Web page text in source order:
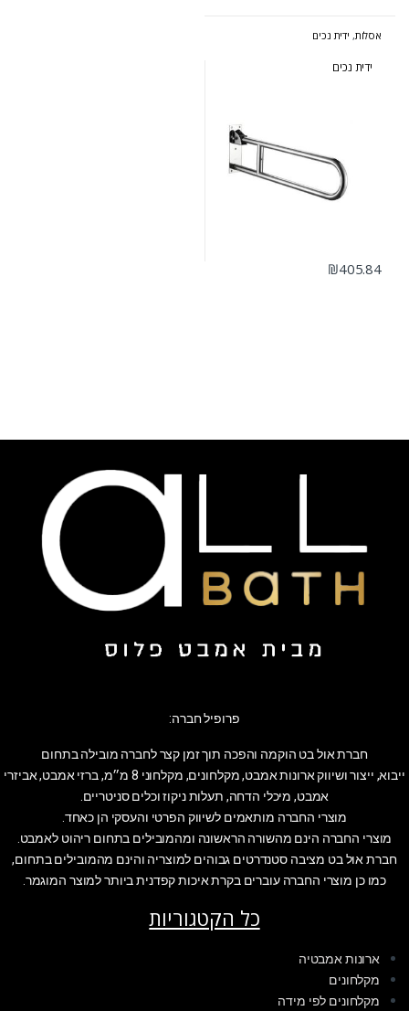
אסלות, ידית נכים
ידית נכים
₪405.84
פרופיל חברה:
חברת אול בט הוקמה והפכה תוך זמן קצר לחברה מובילה בתחום
ייבוא, ייצור ושיווק ארונות אמבט, מקלחונים, מקלחוני 8 מ״מ, ברזי אמבט, אביזרי
אמבט, מיכלי הדחה, תעלות ניקוז וכלים סניטריים.
מוצרי החברה מותאמים לשיווק הפרטי והעסקי הן כאחד.
מוצרי החברה הינם מהשורה הראשונה ומהמובילים בתחום ריהוט לאמבט.
חברת אול בט מציבה סטנדרטים גבוהים למוצריה והינם מהמובילים בתחום,
כמו כן מוצרי החברה עוברים בקרת איכות קפדנית ביותר למוצר המוגמר.
כל הקטגוריות
ארונות אמבטיה
מקלחונים
מקלחונים לפי מידה